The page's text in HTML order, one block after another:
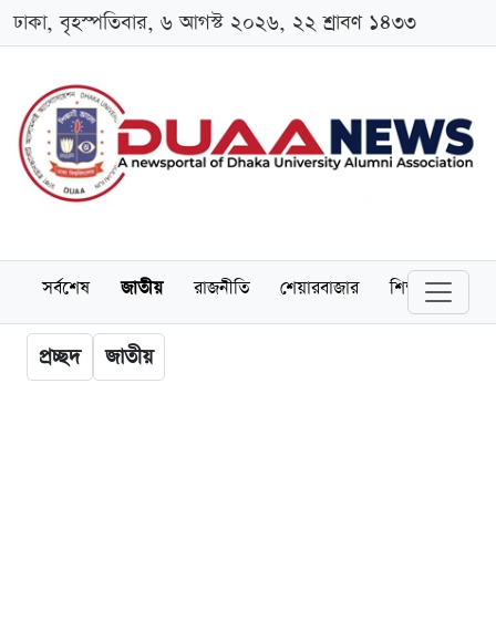
ঢাকা, বৃহস্পতিবার, ৬ আগস্ট ২০২৬, ২২ শ্রাবণ ১৪৩৩
সর্বশেষ জাতীয় রাজনীতি শেয়ারবাজার শিক্ষা
প্রচ্ছদ জাতীয়